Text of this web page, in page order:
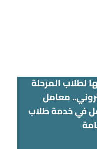
لطلاب المرحلة
معامل
في خدمة طلاب